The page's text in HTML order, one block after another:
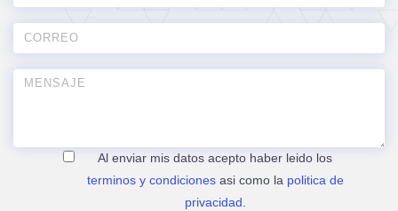
Al enviar mis datos acepto haber leido los
terminos y condicionesasi como la politica de
privacidad